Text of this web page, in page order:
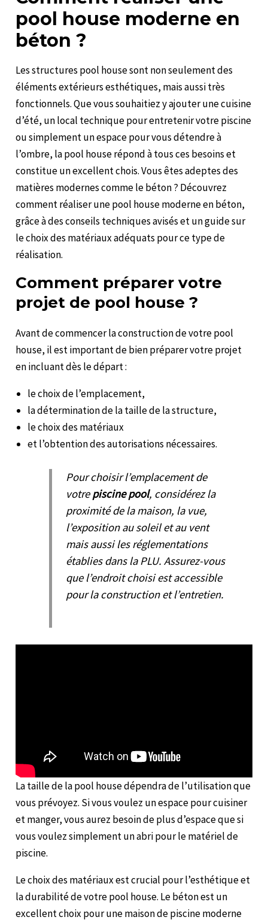
pool house moderne en
béton ?
Les structures pool house sont non seulement des
éléments extérieurs esthétiques, mais aussi très
fonctionnels. Que vous souhaitiez y ajouter une cuisine
d’été, un local technique pour entretenir votre piscine
ou simplement un espace pour vous détendre à
l’ombre, la pool house répond à tous ces besoins et
constitue un excellent chois. Vous êtes adeptes des
matières modernes comme le béton ? Découvrez
comment réaliser une pool house moderne en béton,
grâce à des conseils techniques avisés et un guide sur
le choix des matériaux adéquats pour ce type de
réalisation.
Comment préparer votre
projet de pool house ?
Avant de commencer la construction de votre pool
house, il est important de bien préparer votre projet
en incluant dès le départ :
le choix de l’emplacement,
la détermination de la taille de la structure,
le choix des matériaux
et l’obtention des autorisations nécessaires.
Pour choisir l’emplacement de
votrepiscine pool, considérez la
proximité de la maison, la vue,
l’exposition au soleil et au vent
mais aussi les réglementations
établies dans la PLU. Assurez-vous
que l’endroit choisi est accessible
pour la construction et l’entretien.
La taille de la pool house dépendra de l’utilisation que
vous prévoyez. Si vous voulez un espace pour cuisiner
et manger, vous aurez besoin de plus d’espace que si
vous voulez simplement un abri pour le matériel de
piscine.
Le choix des matériaux est crucial pour l’esthétique et
la durabilité de votre pool house. Le béton est un
excellent choix pour une maison de piscine moderne